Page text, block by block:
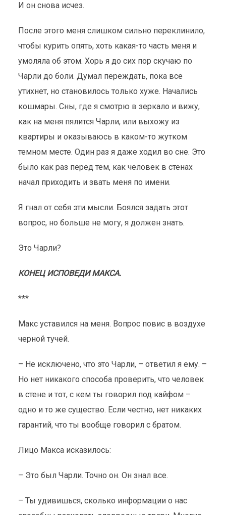
И он снова исчез.
После этого меня слишком сильно переклинило,
чтобы курить опять, хоть какая-то часть меня и
умоляла об этом. Хорь я до сих пор скучаю по
Чарли до боли. Думал переждать, пока все
утихнет, но становилось только хуже. Начались
кошмары. Сны, где я смотрю в зеркало и вижу,
как на меня пялится Чарли, или выхожу из
квартиры и оказываюсь в каком-то жутком
темном месте. Один раз я даже ходил во сне. Это
было как раз перед тем, как человек в стенах
начал приходить и звать меня по имени.
Я гнал от себя эти мысли. Боялся задать этот
вопрос, но больше не могу, я должен знать.
Это Чарли?
КОНЕЦ ИСПОВЕДИ МАКСА.
***
Макс уставился на меня. Вопрос повис в воздухе
черной тучей.
– Не исключено, что это Чарли, – ответил я ему. –
Но нет никакого способа проверить, что человек
в стене и тот, с кем ты говорил под кайфом –
одно и то же существо. Если честно, нет никаких
гарантий, что ты вообще говорил с братом.
Лицо Макса исказилось:
– Это был Чарли. Точно он. Он знал все.
– Ты удивишься, сколько информации о нас